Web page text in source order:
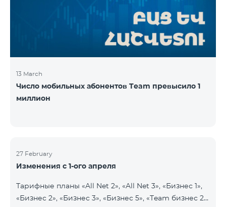
13 March
Число мобильных абонентов Team превысило 1
миллион
27 February
Изменения с 1-ого апреля
Тарифные планы «All Net 2», «All Net 3», «Бизнес 1»,
«Бизнес 2», «Бизнес 3», «Бизнес 5», «Team бизнес 2»,